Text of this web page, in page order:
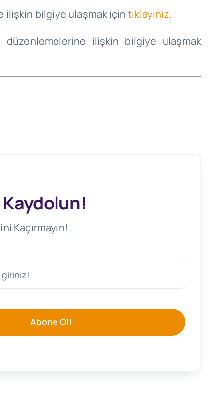
ilişkin bilgiye ulaşmak içintıklayınız.
ilişkin bilgiye ulaşmak
Kaçırmayın!
Abone Ol!